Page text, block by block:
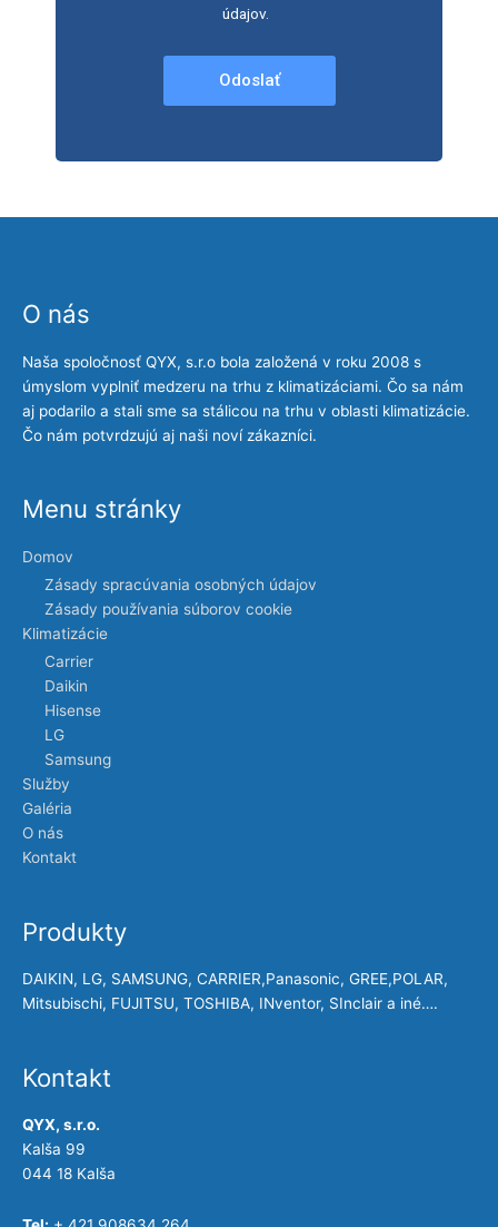
údajov.
Odoslať
O nás
Naša spoločnosť QYX, s.r.o bola založená v roku 2008 s
úmyslom vyplniť medzeru na trhu z klimatizáciami. Čo sa nám
aj podarilo a stali sme sa stálicou na trhu v oblasti klimatizácie.
Čo nám potvrdzujú aj naši noví zákazníci.
Menu stránky
Domov
Zásady spracúvania osobných údajov
Zásady používania súborov cookie
Klimatizácie
Carrier
Daikin
Hisense
LG
Samsung
Služby
Galéria
O nás
Kontakt
Produkty
DAIKIN, LG, SAMSUNG, CARRIER,Panasonic, GREE,POLAR,
Mitsubischi, FUJITSU, TOSHIBA, INventor, SInclair a iné….
Kontakt
QYX, s.r.o.
Kalša 99
044 18 Kalša